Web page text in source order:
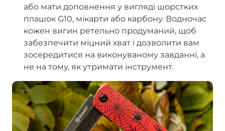
або мати доповнення у вигляді шорстких
плашок G10, мікарти або карбону. Водночас
кожен вигин ретельно продуманий, щоб
забезпечити міцний хват і дозволити вам
зосередитися на виконуваному завданні, а
не на тому, як утримати інструмент.